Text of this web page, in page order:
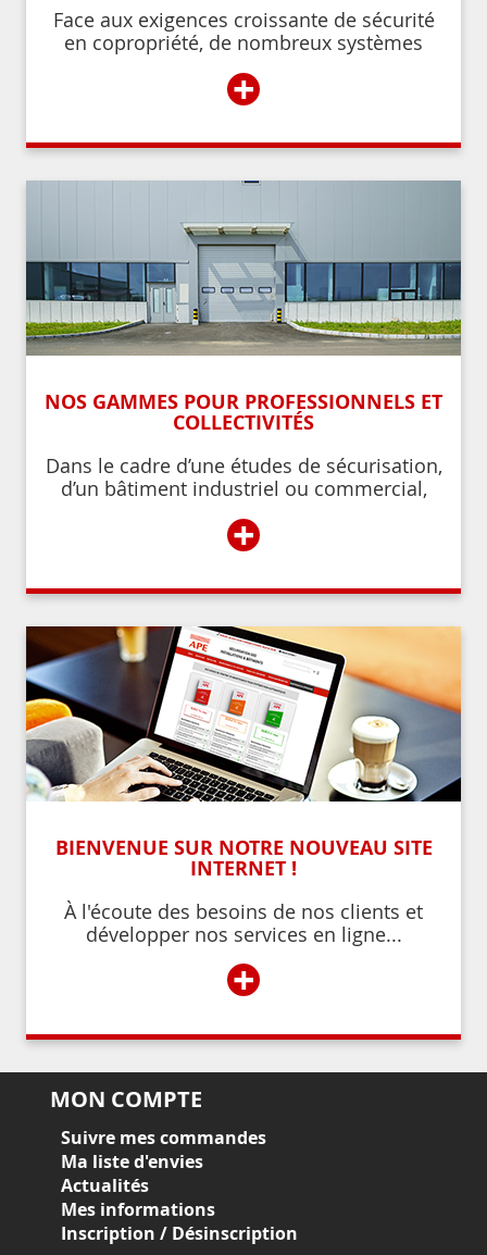
Face aux exigences croissante de sécurité
en copropriété, de nombreux systèmes
l’accès à l’immeuble aux résidents ou aux
personnes autorisées par ces derniers.
+
NOS GAMMES POUR PROFESSIONNELS ET
COLLECTIVITÉS
Dans le cadre d’une études de sécurisation,
d’un bâtiment industriel ou commercial,
+
BIENVENUE SUR NOTRE NOUVEAU SITE
INTERNET !
À l'écoute des besoins de nos clients et
développer nos services en ligne...
+
MON COMPTE
Suivre mes commandes
Ma liste d'envies
Actualités
Mes informations
Inscription / Désinscription